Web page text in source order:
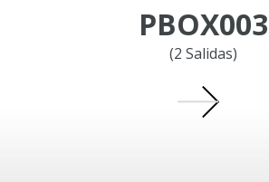
PBOX003
(2 Salidas)